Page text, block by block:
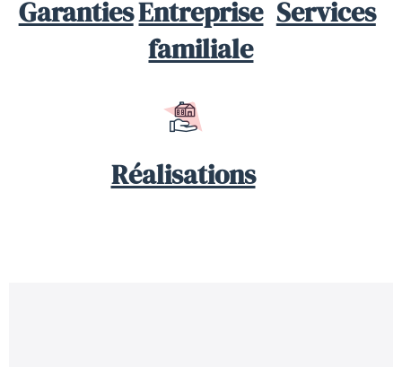
GarantiesEntreprise
familiale
Services
Réalisations